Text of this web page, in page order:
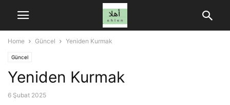
Home Güncel Yeniden Kurmak
Güncel
Yeniden Kurmak
6 Şubat 2025